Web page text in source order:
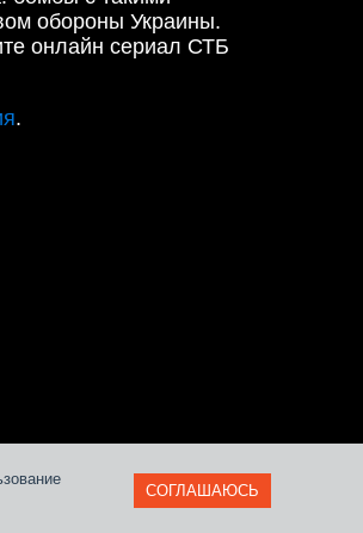
СОГЛАШАЮСЬ
обороны Украины.
онлайн сериал СТБ
.